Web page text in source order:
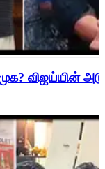
விஜய்யின்